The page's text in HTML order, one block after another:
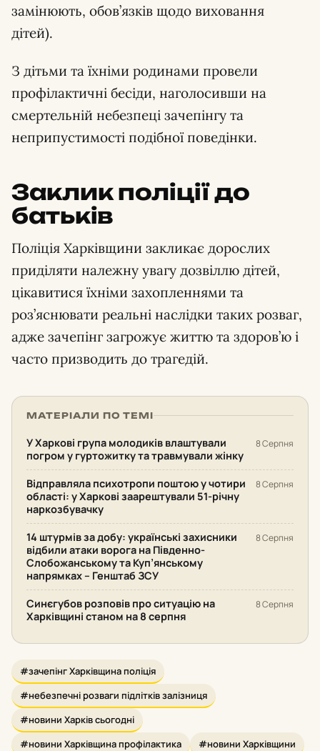
замінюють, обов’язків щодо виховання
дітей).
З дітьми та їхніми родинами провели
профілактичні бесіди, наголосивши на
смертельній небезпеці зачепінгу та
неприпустимості подібної поведінки.
Заклик поліції до
батьків
Поліція Харківщини закликає дорослих
приділяти належну увагу дозвіллю дітей,
цікавитися їхніми захопленнями та
роз’яснювати реальні наслідки таких розваг,
адже зачепінг загрожує життю та здоров’ю і
часто призводить до трагедій.
МАТЕРІАЛИ ПО ТЕМІ
У Харкові група молодиків влаштували
погром у гуртожитку та травмували жінку
8 Серпня
Відправляла психотропи поштою у чотири
області: у Харкові заарештували 51-річну
наркозбувачку
8 Серпня
14 штурмів за добу: українські захисники
відбили атаки ворога на Південно-
Слобожанському та Куп’янському
напрямках – Генштаб ЗСУ
8 Серпня
Синєгубов розповів про ситуацію на
Харківщині станом на 8 серпня
8 Серпня
#зачепінг Харківщина поліція
#небезпечні розваги підлітків залізниця
#новини Харків сьогодні
#новини Харківщина профілактика
#новини Харківщини